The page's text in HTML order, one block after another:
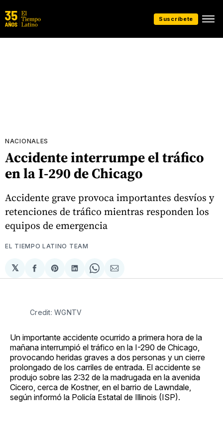
Suscríbete
NACIONALES
Accidente interrumpe el tráfico
en la I-290 de Chicago
Accidente grave provoca importantes desvíos y
retenciones de tráfico mientras responden los
equipos de emergencia
EL TIEMPO LATINO TEAM
𝕏
Compartir
en
Share
on
Compartir
en
Share
on
Compartir
via
Credit: WGNTV
Un importante accidente ocurrido a primera hora de la
mañana interrumpió el tráfico en la I-290 de Chicago,
provocando heridas graves a dos personas y un cierre
prolongado de los carriles de entrada. El accidente se
produjo sobre las 2:32 de la madrugada en la avenida
Cicero, cerca de Kostner, en el barrio de Lawndale,
según informó la Policía Estatal de Illinois (ISP).